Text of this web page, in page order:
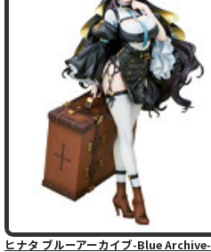
ヒナタ ブルーアーカイブ-Blue Archive-